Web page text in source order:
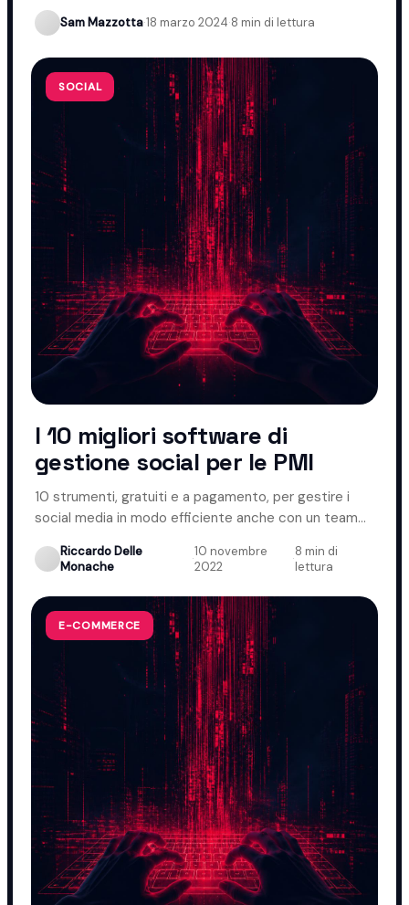
Sam Mazzotta·18 marzo 2024·8 min di lettura
SOCIAL
I 10 migliori software di
gestione social per le PMI
10 strumenti, gratuiti e a pagamento, per gestire i
social media in modo efficiente anche con un team
Riccardo Delle
Monache
·10 novembre
2022
·8 min di
lettura
E-COMMERCE